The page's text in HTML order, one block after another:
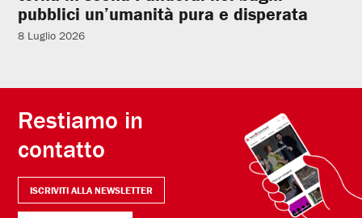
pubblici un’umanità pura e disperata
8 Luglio 2026
Restiamo in
contatto
ISCRIVITI ALLA NEWSLETTER